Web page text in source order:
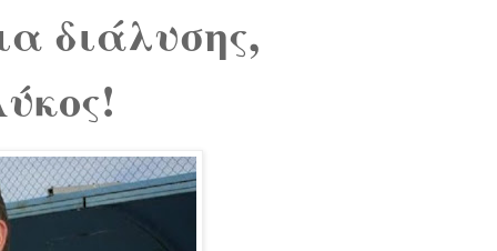
διάλυσης,